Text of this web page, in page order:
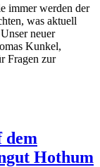
immer werden der
was aktuell
neuer
Kunkel,
Fragen zur
dem
Hothum